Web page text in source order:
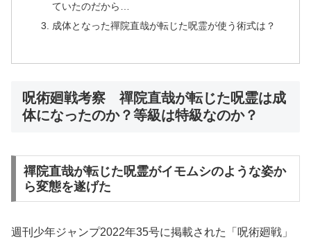
ていたのだから…
成体となった禪院直哉が転じた呪霊が使う術式は？
呪術廻戦考察 禪院直哉が転じた呪霊は成
体になったのか？等級は特級なのか？
禪院直哉が転じた呪霊がイモムシのような姿か
ら変態を遂げた
週刊少年ジャンプ2022年35号に掲載された「呪術廻戦」